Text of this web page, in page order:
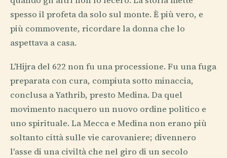
spesso il profeta da solo sul monte. È più vero, e
più commovente, ricordare la donna che lo
aspettava a casa.
L'Hijra del 622 non fu una processione. Fu una fuga
preparata con cura, compiuta sotto minaccia,
conclusa a Yathrib, presto Medina. Da quel
movimento nacquero un nuovo ordine politico e
uno spirituale. La Mecca e Medina non erano più
soltanto città sulle vie carovaniere; divennero
l'asse di una civiltà che nel giro di un secolo